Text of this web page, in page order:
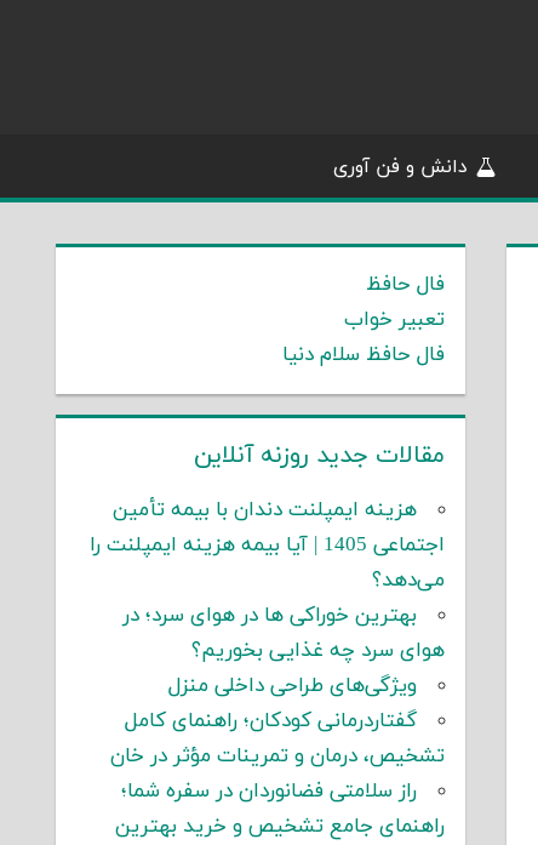
دانش و فن آوری
فال حافظ
تعبیر خواب
فال حافظ سلام دنیا
مقالات جدید روزنه آنلاین
هزینه ایمپلنت دندان با بیمه تأمین
اجتماعی 1405 | آیا بیمه هزینه ایمپلنت را
می‌دهد؟
بهترین خوراکی ها در هوای سرد؛ در
هوای سرد چه غذایی بخوریم؟
ویژگی‌های طراحی داخلی منزل
گفتاردرمانی کودکان؛ راهنمای کامل
تشخیص، درمان و تمرینات مؤثر در خان
راز سلامتی فضانوردان در سفره شما؛
راهنمای جامع تشخیص و خرید بهترین